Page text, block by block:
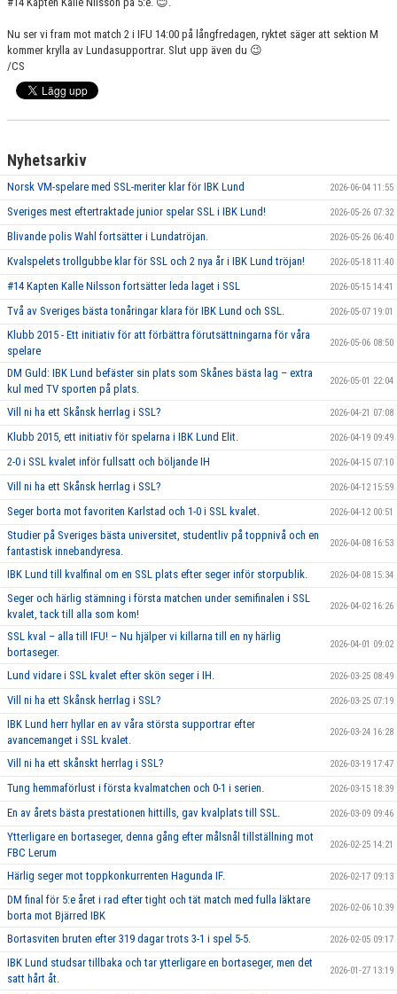
Nu ser vi fram mot match 2 i IFU 14:00 på långfredagen, ryktet säger att sektion M
kommer krylla av Lundasupportrar. Slut upp även du 😉
/CS
Nyhetsarkiv
Norsk VM-spelare med SSL-meriter klar för IBK Lund 2026-06-04 11:55
Sveriges mest eftertraktade junior spelar SSL i IBK Lund! 2026-05-26 07:32
Blivande polis Wahl fortsätter i Lundatröjan. 2026-05-26 06:40
Kvalspelets trollgubbe klar för SSL och 2 nya år i IBK Lund tröjan! 2026-05-18 11:40
#14 Kapten Kalle Nilsson fortsätter leda laget i SSL 2026-05-15 14:41
Två av Sveriges bästa tonåringar klara för IBK Lund och SSL. 2026-05-07 19:01
Klubb 2015 - Ett initiativ för att förbättra förutsättningarna för våra
spelare
2026-05-06 08:50
DM Guld: IBK Lund befäster sin plats som Skånes bästa lag – extra
kul med TV sporten på plats.
2026-05-01 22:04
Vill ni ha ett Skånsk herrlag i SSL? 2026-04-21 07:08
Klubb 2015, ett initiativ för spelarna i IBK Lund Elit. 2026-04-19 09:49
2-0 i SSL kvalet inför fullsatt och böljande IH 2026-04-15 07:10
Vill ni ha ett Skånsk herrlag i SSL? 2026-04-12 15:59
Seger borta mot favoriten Karlstad och 1-0 i SSL kvalet. 2026-04-12 00:51
Studier på Sveriges bästa universitet, studentliv på toppnivå och en
fantastisk innebandyresa.
2026-04-08 16:53
IBK Lund till kvalfinal om en SSL plats efter seger inför storpublik. 2026-04-08 15:34
Seger och härlig stämning i första matchen under semifinalen i SSL
kvalet, tack till alla som kom!
2026-04-02 16:26
SSL kval – alla till IFU! – Nu hjälper vi killarna till en ny härlig
bortaseger.
2026-04-01 09:02
Lund vidare i SSL kvalet efter skön seger i IH. 2026-03-25 08:49
Vill ni ha ett Skånsk herrlag i SSL? 2026-03-25 07:19
IBK Lund herr hyllar en av våra största supportrar efter
avancemanget i SSL kvalet.
2026-03-24 16:28
Vill ni ha ett skånskt herrlag i SSL? 2026-03-19 17:47
Tung hemmaförlust i första kvalmatchen och 0-1 i serien. 2026-03-15 18:39
En av årets bästa prestationen hittills, gav kvalplats till SSL. 2026-03-09 09:46
Ytterligare en bortaseger, denna gång efter målsnål tillställning mot
FBC Lerum
2026-02-25 14:21
Härlig seger mot toppkonkurrenten Hagunda IF. 2026-02-17 09:13
DM final för 5:e året i rad efter tight och tät match med fulla läktare
borta mot Bjärred IBK
2026-02-06 10:39
Bortasviten bruten efter 319 dagar trots 3-1 i spel 5-5. 2026-02-05 09:17
IBK Lund studsar tillbaka och tar ytterligare en bortaseger, men det
satt hårt åt.
2026-01-27 13:19